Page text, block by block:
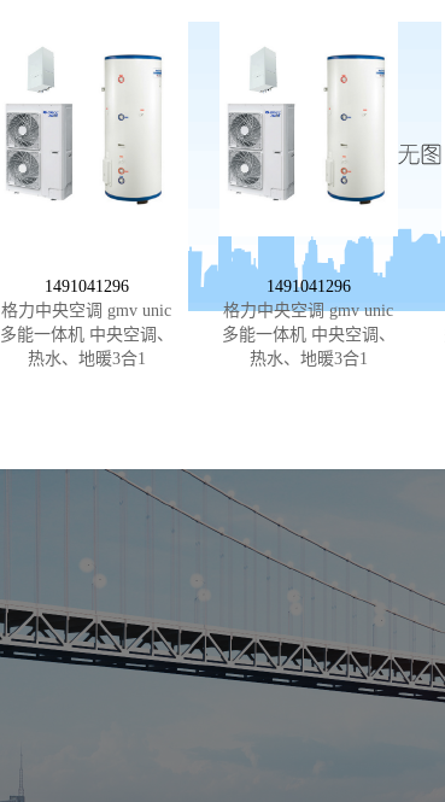
1491041296
格力中央空调 gmv unic
多能一体机 中央空调、
热水、地暖3合1
1491041296
格力中央空调 gmv unic
多能一体机 中央空调、
热水、地暖3合1